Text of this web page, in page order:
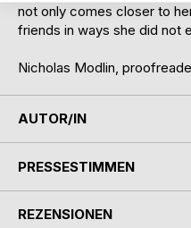
not only comes closer to
friends in ways she did not
Nicholas Modlin,
AUTOR/IN
PRESSESTIMMEN
REZENSIONEN